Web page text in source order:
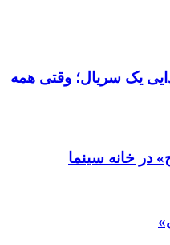
یک سریال؛ وقتی همه
در خانه سینما